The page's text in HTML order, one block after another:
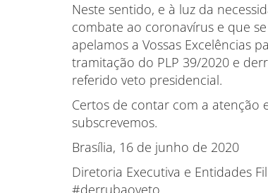
Neste sentido, e à luz da
combate ao coronavírus e que
apelamos a Vossas Excelências
tramitação do PLP 39/2020 e
referido veto presidencial.
Certos de contar com a atenção
subscrevemos.
Brasília, 16 de junho de 2020
Diretoria Executiva e Entidades
#derrubaoveto